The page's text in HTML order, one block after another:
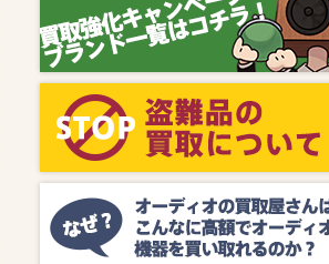
いつもご愛顧いただきまして、誠にありがと
うございます。
2024/10/04新着情報
【ラジオ番組放送のお知らせ】
この度、全国コミュニティFM番組配信サー
ビス『MUSIC BIRD』様より、ラジオ番組
『オーディオの買取屋さん presents ジャズ
SPタイム』が放送されます。 かつての人気
番組が ...